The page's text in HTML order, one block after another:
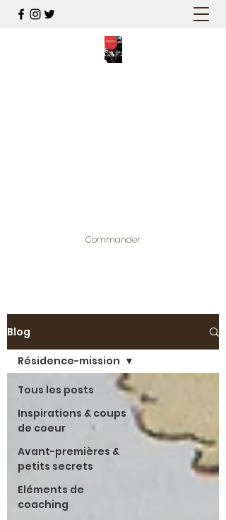
Commander
Blog
Tous les posts
Inspirations & coups
de coeur
Avant-premières &
petits secrets
Eléments de
coaching
Résidence-mission